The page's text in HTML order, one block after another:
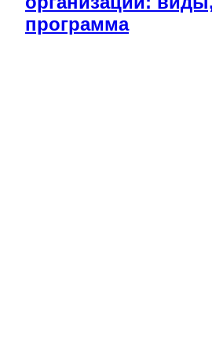
программа